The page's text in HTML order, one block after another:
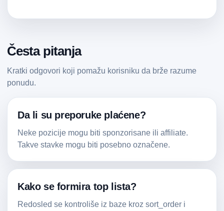
Česta pitanja
Kratki odgovori koji pomažu korisniku da brže razume
ponudu.
Da li su preporuke plaćene?
Neke pozicije mogu biti sponzorisane ili affiliate.
Takve stavke mogu biti posebno označene.
Kako se formira top lista?
Redosled se kontroliše iz baze kroz sort_order i